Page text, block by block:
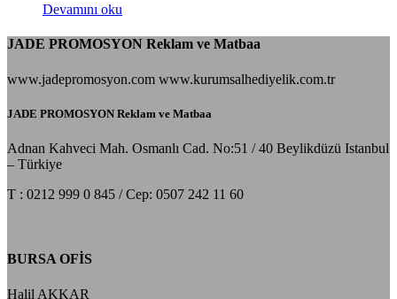
Devamını oku
JADE PROMOSYON Reklam ve Matbaa
www.jadepromosyon.com www.kurumsalhediyelik.com.tr
JADE PROMOSYON Reklam ve Matbaa
Adnan Kahveci Mah. Osmanlı Cad. No:51 / 40 Beylikdüzü Istanbul
– Türkiye
T : 0212 999 0 845 / Cep: 0507 242 11 60
BURSA OFİS
Halil AKKAR